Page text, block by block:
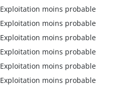
Exploitation moins probable
Exploitation moins probable
Exploitation moins probable
Exploitation moins probable
Exploitation moins probable
Exploitation moins probable